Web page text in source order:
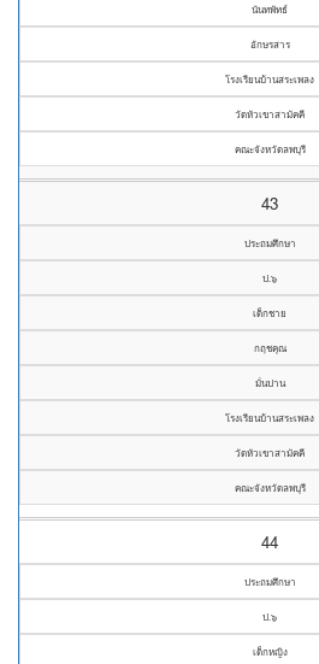
นันทพัทธ์
อักษรสาร
โรงเรียนบ้านสระเพลง
วัดหัวเขาสามัคคี
คณะจังหวัดลพบุรี
43
ประถมศึกษา
ป.๖
เด็กชาย
กฤชคุณ
มั่นปาน
โรงเรียนบ้านสระเพลง
วัดหัวเขาสามัคคี
คณะจังหวัดลพบุรี
44
ประถมศึกษา
ป.๖
เด็กหญิง